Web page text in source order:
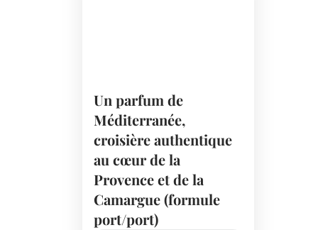
Un parfum de
Méditerranée,
croisière authentique
au cœur de la
Provence et de la
Camargue (formule
port/port)